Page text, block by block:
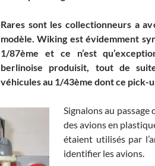
Rares sont les collectionneurs a
modèle. Wiking est évidemment
1/87ème et ce n’est
berlinoise produisit, tout de
véhicules au 1/43ème dont ce pick-
Signalons au
des avions en
étaient utilisés par
identifier les avions.